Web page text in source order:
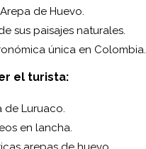
de Huevo.
sus paisajes naturales.
única en Colombia.
el turista:
de Luruaco.
en lancha.